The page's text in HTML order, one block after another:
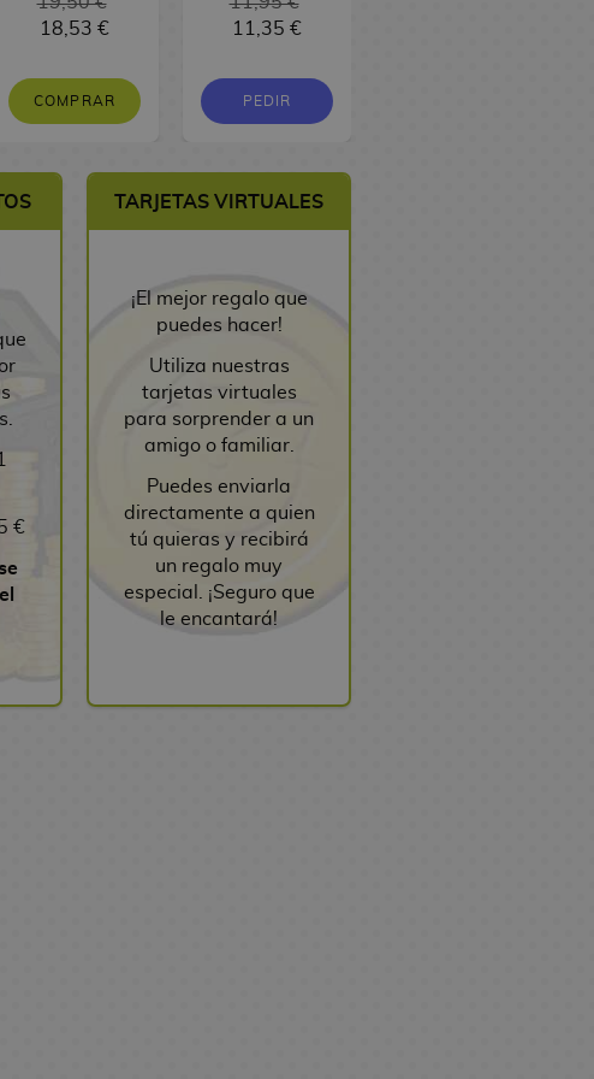
18,53 €
COMPRAR
11,35 €
PEDIR
€
TARJETAS VIRTUALES
¡El mejor regalo que
puedes hacer!
Utiliza nuestras
tarjetas virtuales
para sorprender a un
amigo o familiar.
Puedes enviarla
directamente a quien
tú quieras y recibirá
un regalo muy
especial. ¡Seguro que
le encantará!